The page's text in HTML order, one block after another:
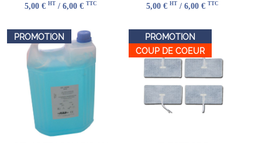
5,00 € HT / 6,00 € TTC 5,00 € HT / 6,00 € TTC
PROMOTION
PROMOTION
COUP DE COEUR